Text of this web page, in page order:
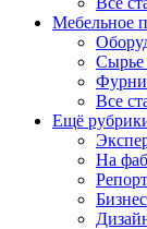
Мебельное
Сырье
Все
Ещё
На